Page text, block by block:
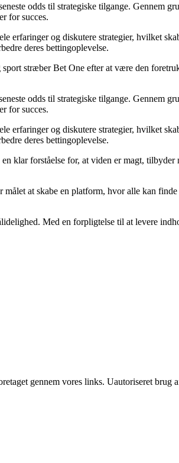
odds til strategiske tilgange. Gennem
for succes.
erfaringer og diskutere strategier, hvilket
deres bettingoplevelse.
stræber Bet One efter at være den
odds til strategiske tilgange. Gennem
for succes.
erfaringer og diskutere strategier, hvilket
deres bettingoplevelse.
klar forståelse for, at viden er magt, tilbyder
at skabe en platform, hvor alle kan
Med en forpligtelse til at levere
gennem vores links. Uautoriseret brug